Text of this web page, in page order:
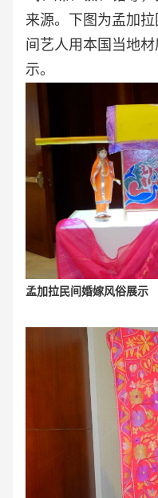
来源。下图为孟加
间艺人用本国当地
示。
孟加拉民间婚嫁风俗展示